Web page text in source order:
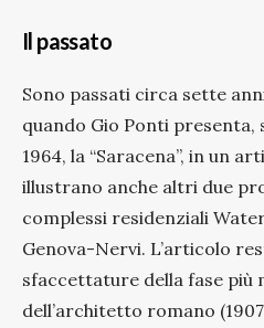
Il passato
Sono passati circa sette
quando Gio Ponti presenta,
1964, la “Saracena”, in un
illustrano anche altri due
complessi residenziali
Genova-Nervi. L’articolo
sfaccettature della fase più
dell’architetto romano